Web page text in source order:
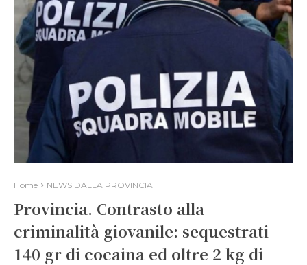
Home NEWS DALLA PROVINCIA
Provincia. Contrasto alla
criminalità giovanile: sequestrati
140 gr di cocaina ed oltre 2 kg di